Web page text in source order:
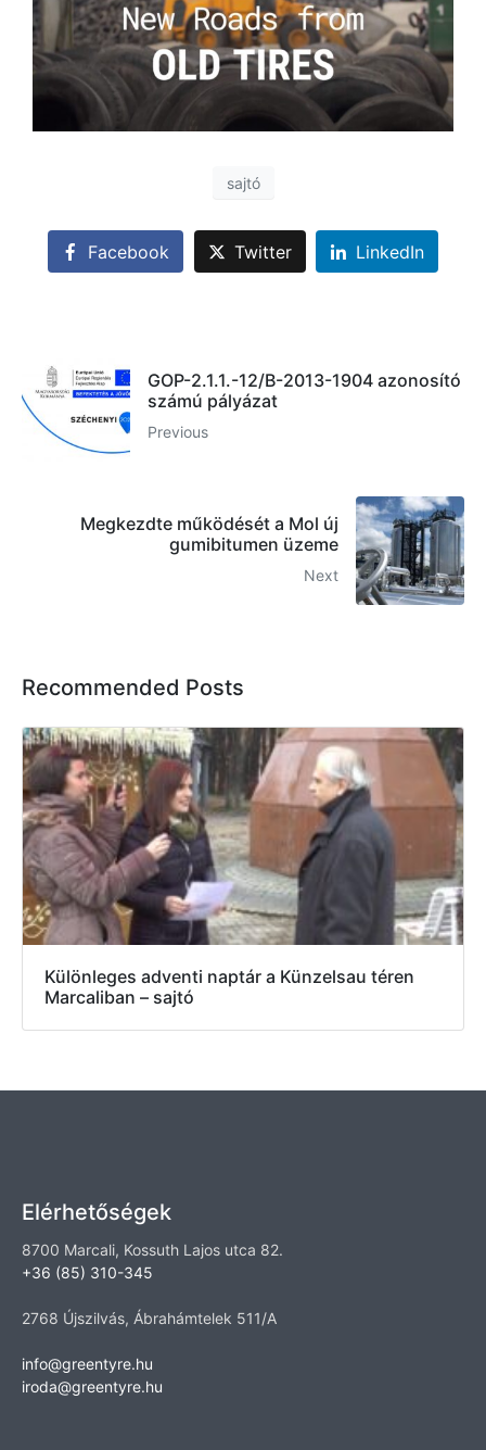
sajtó
Facebook Twitter LinkedIn
GOP-2.1.1.-12/B-2013-1904 azonosító
számú pályázat
Previous
Megkezdte működését a Mol új
gumibitumen üzeme
Next
Recommended Posts
Különleges adventi naptár a Künzelsau téren
Marcaliban – sajtó
Elérhetőségek
8700 Marcali, Kossuth Lajos utca 82.
+36 (85) 310-345
2768 Újszilvás, Ábrahámtelek 511/A
info@greentyre.hu
iroda@greentyre.hu